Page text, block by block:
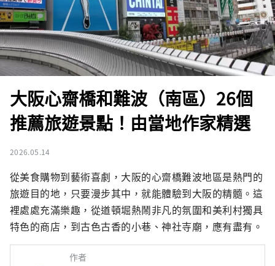
大阪心齋橋和難波（南區）26個
推薦旅遊景點！由當地作家精選
2026.05.14
從美食購物到藝術喜劇，大阪的心齋橋難波地區是熱門的
旅遊目的地，只要漫步其中，就能體驗到大阪的精髓。這
裡處處充滿樂趣，從道頓堀熱鬧非凡的氛圍和美利村獨具
特色的商店，到古色古香的小巷、神社寺廟，應有盡有。
作者